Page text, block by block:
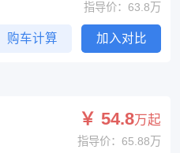
指导价：63.8万
购车计算 加入对比
￥ 54.8万起
指导价：65.88万